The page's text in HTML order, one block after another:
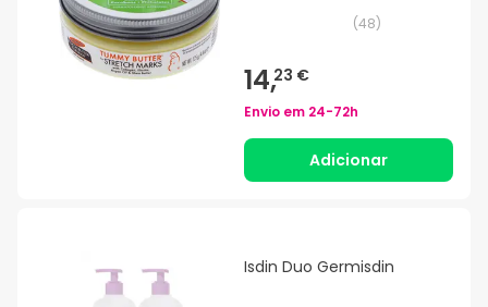
(48)
14,23 €
Envio em 24-72h
Adicionar
Isdin Duo Germisdin